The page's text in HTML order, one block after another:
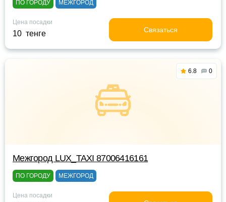
ПО ГОРОДУ МЕЖГОРОД
Цена посадки
10 тенге Связаться
6.8 0
Межгород LUX_TAXI 87006416161
ПО ГОРОДУ МЕЖГОРОД
Цена посадки